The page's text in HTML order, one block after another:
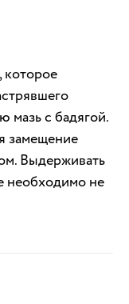
с бадягой.
замещение
Выдерживать
необходимо не